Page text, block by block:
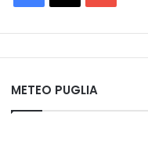
METEO PUGLIA